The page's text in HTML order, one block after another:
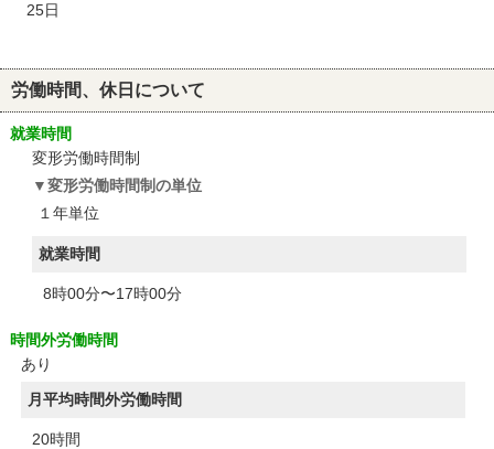
25日
労働時間、休日について
就業時間
変形労働時間制
変形労働時間制の単位
１年単位
就業時間
8時00分〜17時00分
時間外労働時間
あり
月平均時間外労働時間
20時間